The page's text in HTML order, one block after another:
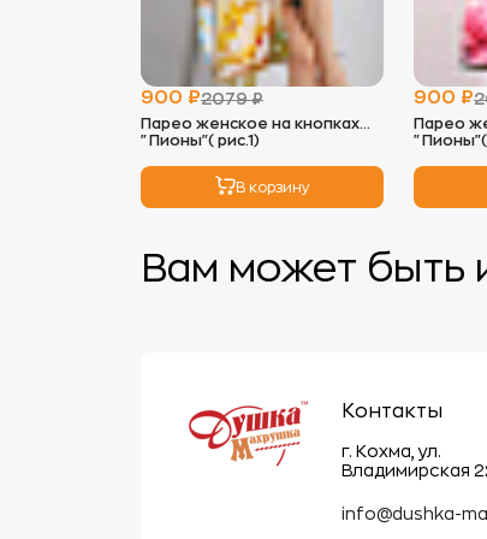
900 ₽2079 ₽
Парео женское на кнопках
"Пионы"( рис.1)
В корзину
900 ₽
Парео
"Пионы"(
Вам может быть
Контакты
г. Кохма, ул.
Владимирская
info@dushka-